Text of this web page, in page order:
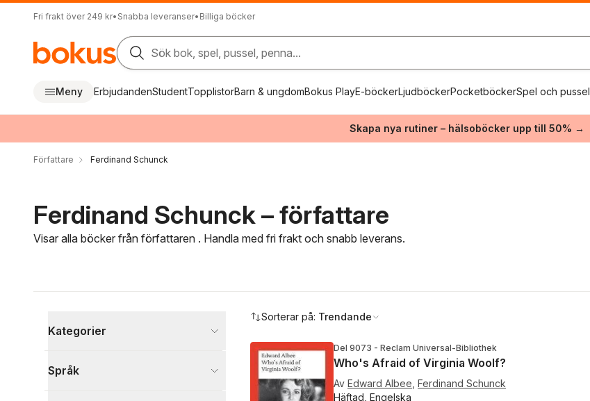
Fri frakt över 249 kr• Snabba leveranser• Billiga böcker
Sök bok, spel, pussel, penna...
Meny ErbjudandenStudentTopplistorBarn & ungdomBokus PlayE-böckerLjudböckerPocketböckerSpel och pussel
Skapa nya rutiner – hälsoböcker upp till 50% →
Författare Ferdinand Schunck
Ferdinand Schunck – författare
Visar alla böcker från författaren . Handla med fri frakt och snabb leverans.
Kategorier
Språk
Sorterar på: Trendande
Del 9073 - Reclam Universal-Bibliothek
Who's Afraid of Virginia Woolf?
Av Edward Albee Ferdinand Schunck
Häftad, Engelska